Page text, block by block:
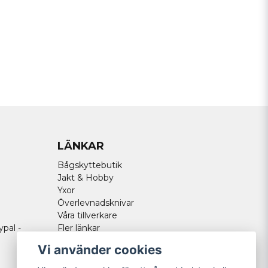
-
LÄNKAR
Bågskyttebutik
Jakt & Hobby
Yxor
Överlevnadsknivar
Våra tillverkare
Fler länkar
Vi använder cookies